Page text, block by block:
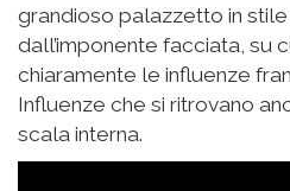
grandioso palazzetto in
dall’imponente facciata, su
chiaramente le influenze
Influenze che si ritrovano
scala interna.